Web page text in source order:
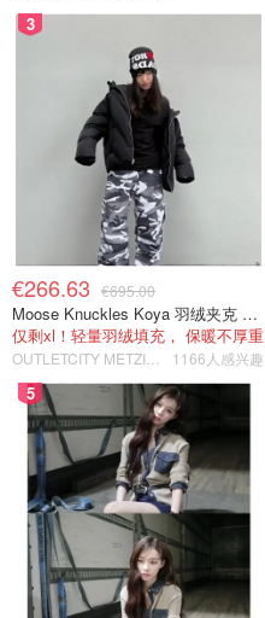
3
€266.63 €695.00
Moose Knuckles Koya 羽绒夹克 黑色
仅剩xl！轻量羽绒填充， 保暖不厚重
1166人感兴趣
5